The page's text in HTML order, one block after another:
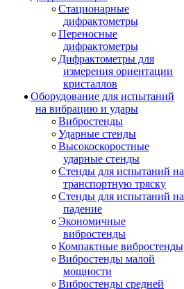
Стационарные
дифрактометры
Переносные
дифрактометры
Дифрактометры для
измерения ориентации
кристаллов
Оборудование для испытаний
на вибрацию и удары
Вибростенды
Ударные стенды
Высокоскоростные
ударные стенды
Стенды для испытаний на
транспортную тряску
Стенды для испытаний на
падение
Экономичные
вибростенды
Компактные вибростенды
Вибростенды малой
мощности
Вибростенды средней